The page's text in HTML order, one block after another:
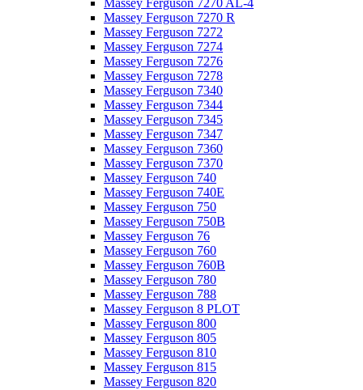
Massey Ferguson 7270 AL-4
Massey Ferguson 7270 R
Massey Ferguson 7272
Massey Ferguson 7274
Massey Ferguson 7276
Massey Ferguson 7278
Massey Ferguson 7340
Massey Ferguson 7344
Massey Ferguson 7345
Massey Ferguson 7347
Massey Ferguson 7360
Massey Ferguson 7370
Massey Ferguson 740
Massey Ferguson 740E
Massey Ferguson 750
Massey Ferguson 750B
Massey Ferguson 76
Massey Ferguson 760
Massey Ferguson 760B
Massey Ferguson 780
Massey Ferguson 788
Massey Ferguson 8 PLOT
Massey Ferguson 800
Massey Ferguson 805
Massey Ferguson 810
Massey Ferguson 815
Massey Ferguson 820